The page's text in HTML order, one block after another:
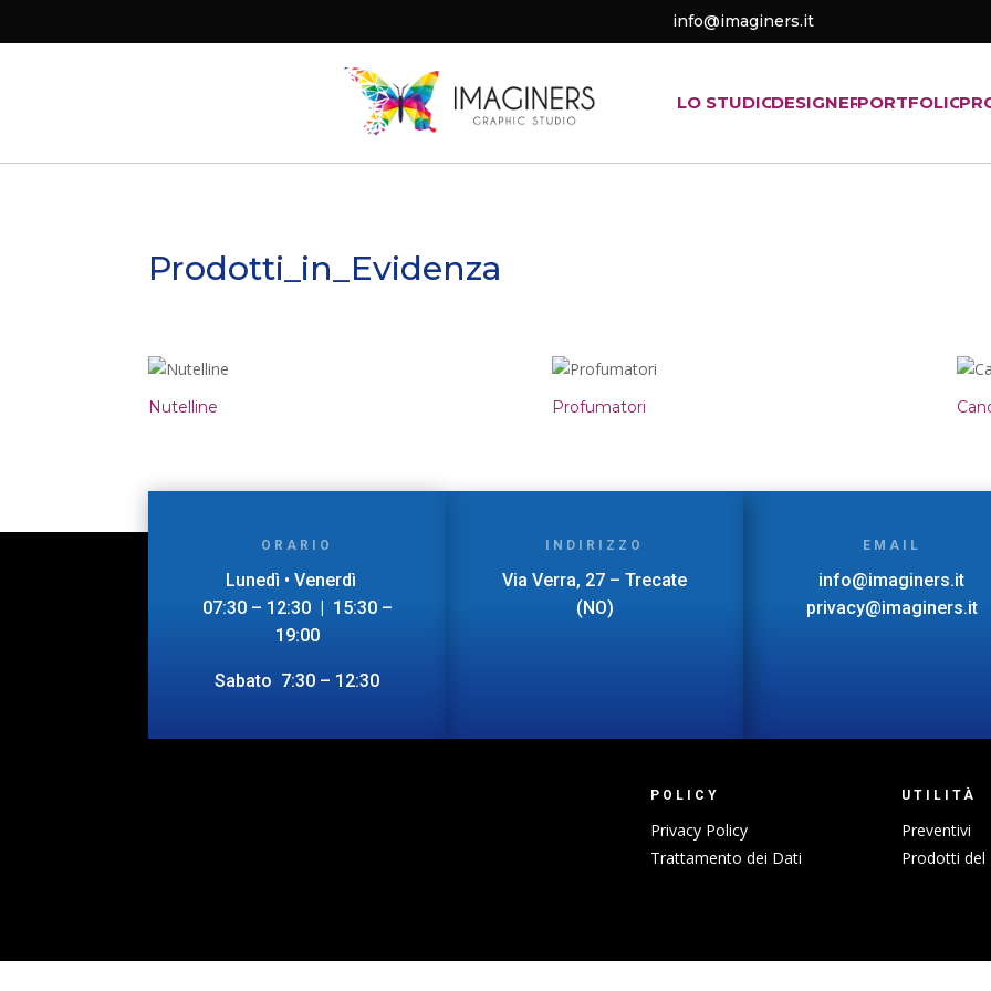
info@imaginers.it
LO STUDIODESIGNERPORTFOLIO
Prodotti_in_Evidenza
Nutelline Profumatori
ORARIO
Lunedì • Venerdì
07:30 – 12:30 | 15:30 –
19:00
Sabato 7:30 – 12:30
INDIRIZZO
Via Verra, 27 – Trecate
(NO)
EMAIL
info@imaginers.it
privacy@imaginers.it
POLICY
Privacy Policy
Trattamento dei Dati
UTILITÀ
Preventivi
Prodotti del